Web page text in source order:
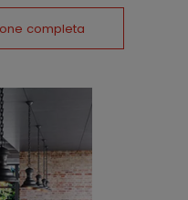
completa